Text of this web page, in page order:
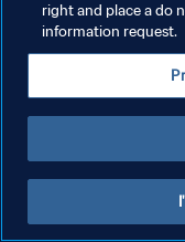
right and place a do
information request.